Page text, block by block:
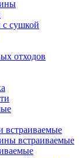
сушкой
отходов
встраиваемые
встраиваемые